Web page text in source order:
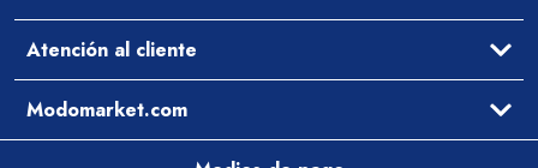
Arroz y Legumbres
Pastas Secas y Salsas
Atención al cliente
Cómo comprar
Modomarket.com